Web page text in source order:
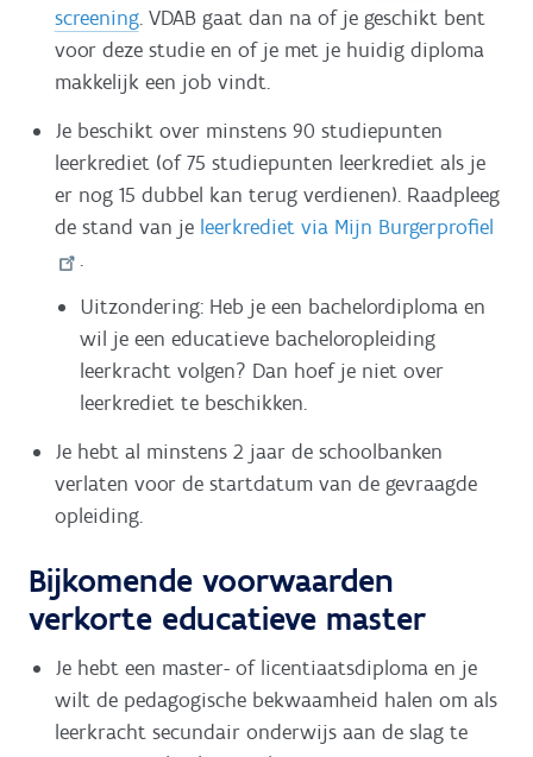
screening. VDAB gaat dan na of je geschikt bent
voor deze studie en of je met je huidig diploma
makkelijk een job vindt.
Je beschikt over minstens 90 studiepunten
leerkrediet (of 75 studiepunten leerkrediet als je
er nog 15 dubbel kan terug verdienen). Raadpleeg
de stand van je leerkrediet via Mijn Burgerprofiel
.
Uitzondering: Heb je een bachelordiploma en
wil je een educatieve bacheloropleiding
leerkracht volgen? Dan hoef je niet over
leerkrediet te beschikken.
Je hebt al minstens 2 jaar de schoolbanken
verlaten voor de startdatum van de gevraagde
opleiding.
Bijkomende voorwaarden
verkorte educatieve master
Je hebt een master- of licentiaatsdiploma en je
wilt de pedagogische bekwaamheid halen om als
leerkracht secundair onderwijs aan de slag te